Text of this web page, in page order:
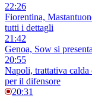
22:26
Fiorentina,
tutti i dettagli
21:42
Genoa, Sow si
20:55
Napoli, trattativa calda
per il difensore
20:31